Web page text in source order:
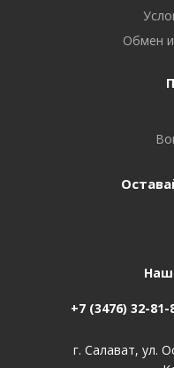
Обмен
+7 (3476) 32-81-
г. Салават, ул.